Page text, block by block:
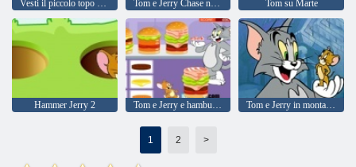
Vesti il ​​piccolo topo Jerry Tom e Jerry Chase nella palude Tom su Marte
Hammer Jerry 2 Tom e Jerry e hamburger Tom e Jerry in montagna
1 2 >